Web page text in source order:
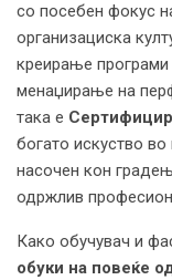
со посебен фокус
организациска
креирање програми
менаџирање на
така е
богато искуство
насочен кон
одржлив
Како обучувач и
обуки на повеќе